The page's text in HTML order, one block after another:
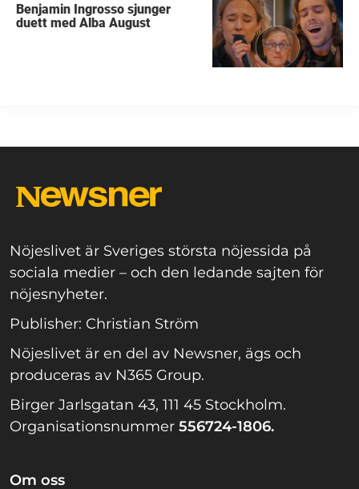
Benjamin Ingrosso sjunger
duett med Alba August
Nöjeslivet är Sveriges största nöjessida på
sociala medier – och den ledande sajten för
nöjesnyheter.
Publisher: Christian Ström
Nöjeslivet är en del av Newsner, ägs och
produceras av N365 Group.
Birger Jarlsgatan 43, 111 45 Stockholm.
Organisationsnummer 556724-1806.
Om oss